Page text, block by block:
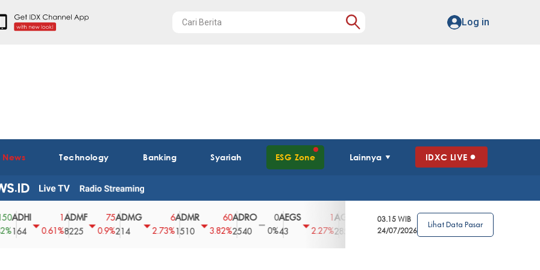
Log in
Technology Banking Syariah ESG Zone Lainnya IDXC LIVE
0.61%
ADMF
8225
75
0.9%
ADMG
214
2.73%
ADMR
1510
60
3.82%
ADRO
2540
0
0%
AEGS
2.27%2850
3.39%
AGRO
148
4
2.63%
0%
03.15 WIB
24/07/2026
Lihat Data Pasar